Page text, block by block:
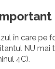
în care pe
NU mai
4C).